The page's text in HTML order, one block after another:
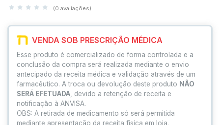
(0 avaliações)
VENDA SOB PRESCRIÇÃO MÉDICA
Esse produto é comercializado de forma controlada e a
conclusão da compra será realizada mediante o envio
antecipado da receita médica e validação através de um
farmacêutico. A troca ou devolução deste produto NÃO
SERÁ EFETUADA , devido a retenção de receita e
notificação à ANVISA.
OBS: A retirada de medicamento só será permitida
mediante apresentação da receita física em loja.